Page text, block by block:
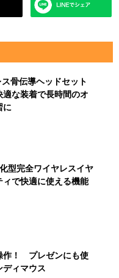
骨伝導ヘッドセット
な装着で長時間のオ
に
型完全ワイヤレスイヤ
で快適に使える機能
作！ プレゼンにも使
ディマウス